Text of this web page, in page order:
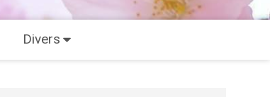
Divers